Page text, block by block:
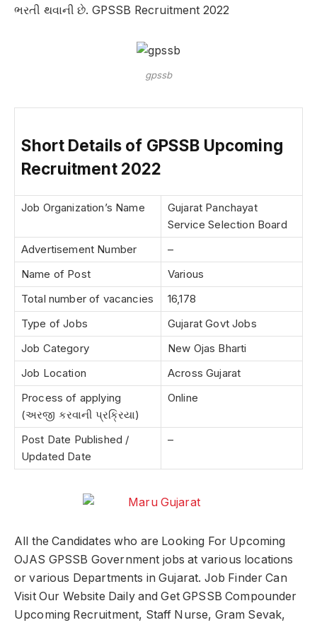
ભરતી થવાની છે. GPSSB Recruitment 2022
gpssb
Short Details of GPSSB Upcoming
Recruitment 2022
Job Organization’s Name
Gujarat Panchayat
Service Selection Board
Advertisement Number
–
Name of Post
Various
Total number of vacancies
16,178
Type of Jobs
Gujarat Govt Jobs
Job Category
New Ojas Bharti
Job Location
Across Gujarat
Process of applying
(અરજી કરવાની પ્રક્રિયા)
Online
Post Date Published /
Updated Date
–
All the Candidates who are Looking For Upcoming
OJAS GPSSB Government jobs at various locations
or various Departments in Gujarat. Job Finder Can
Visit Our Website Daily and Get GPSSB Compounder
Upcoming Recruitment, Staff Nurse, Gram Sevak,